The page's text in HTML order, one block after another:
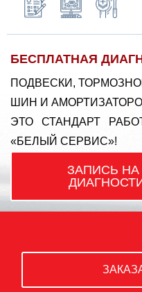
БЕСПЛАТНАЯ
ПОДВЕСКИ,
ШИН И
ЭТО СТАНДАРТ
«БЕЛЫЙ СЕРВИС»!
ЗАПИСЬ НА